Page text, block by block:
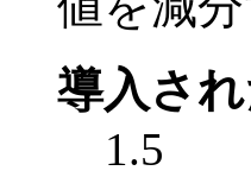
導入さ
1.5